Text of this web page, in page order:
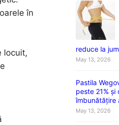
în
locuit,
reduce la
May 13, 2026
Pastila
peste 21%
îmbunătățire
May 13, 2026